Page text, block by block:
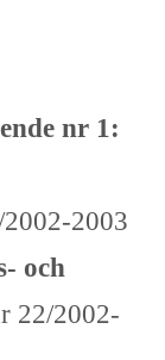
nr 1:
2003
och
22/2002-